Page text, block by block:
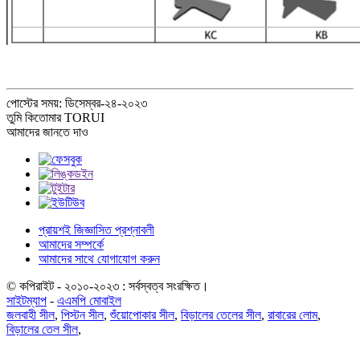
পোস্টের সময়: ডিসেম্বর-২৪-২০২৩
তুমি কিতোমার TORUI
আমাদের জানতে দাও
প্রায়শই জিজ্ঞাসিত প্রশ্নাবলী
আমাদের সম্পর্কে
আমাদের সাথে যোগাযোগ করুন
© কপিরাইট - ২০১০-২০২৩ : সর্বস্বত্ব সংরক্ষিত।
সাইটম্যাপ - এএমপি মোবাইল
জলবাহী সীল, পিস্টন সীল,শুঁয়োপোকার সীল, বিড়ালের তেলের সীল, রাবারের লোম,
বিড়ালের তেল সীল,